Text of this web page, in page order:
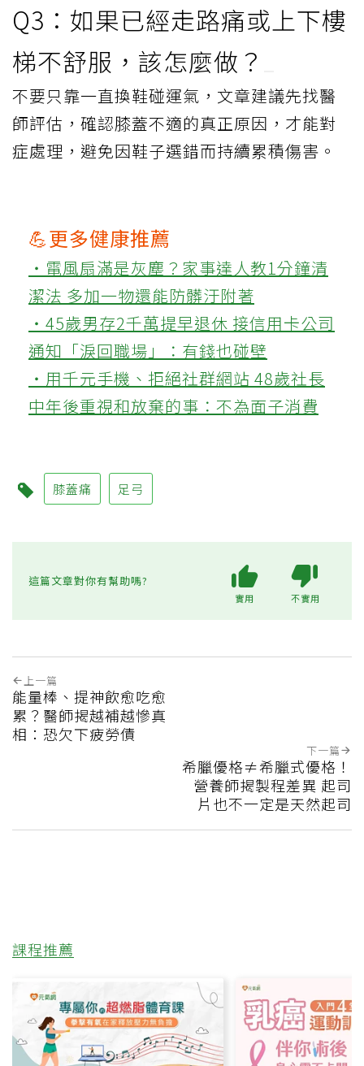
Q3：如果已經走路痛或上下樓
梯不舒服，該怎麼做？
不要只靠一直換鞋碰運氣，文章建議先找醫
師評估，確認膝蓋不適的真正原因，才能對
症處理，避免因鞋子選錯而持續累積傷害。
💪更多健康推薦
‧電風扇滿是灰塵？家事達人教1分鐘清
潔法 多加一物還能防髒汙附著
‧45歲男存2千萬提早退休 接信用卡公司
通知「淚回職場」：有錢也碰壁
‧用千元手機、拒絕社群網站 48歲社長
中年後重視和放棄的事：不為面子消費
膝蓋痛 足弓
這篇文章對你有幫助嗎?
實用 不實用
上一篇
能量棒、提神飲愈吃愈
累？醫師揭越補越慘真
相：恐欠下疲勞債
下一篇
希臘優格≠希臘式優格！
營養師揭製程差異 起司
片也不一定是天然起司
課程推薦